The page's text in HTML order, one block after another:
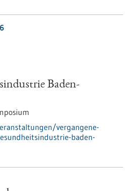
Baden-
vergangene-
baden-